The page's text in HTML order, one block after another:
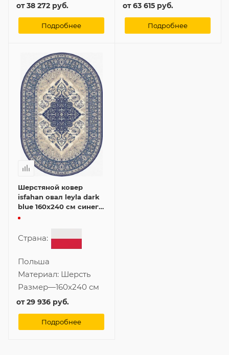
от38 272 руб.
Подробнее
от63 615 руб.
Подробнее
Шерстяной ковер
isfahan овал leyla dark
blue 160x240 см синего
цвета
Страна:
Польша
Материал: Шерсть
Размер—160x240 см
от29 936 руб.
Подробнее